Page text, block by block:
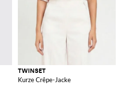
TWINSET
Kurze Crêpe-Jacke